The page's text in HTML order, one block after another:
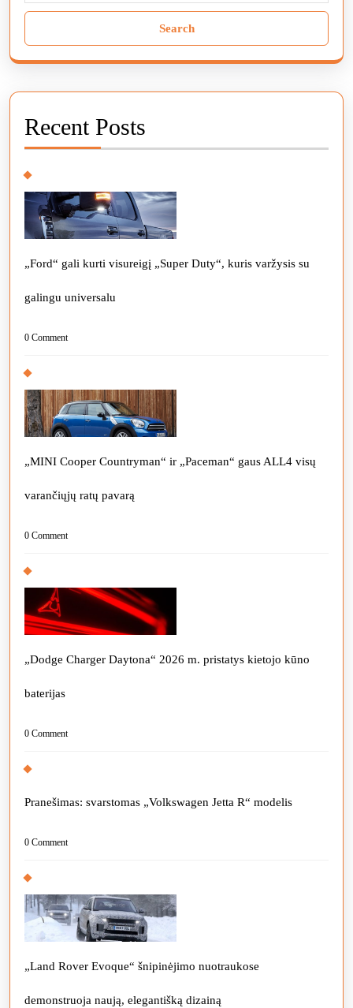
Search
Recent Posts
„Ford“ gali kurti visureigį „Super Duty“, kuris varžysis su
galingu universalu
0 Comment
„MINI Cooper Countryman“ ir „Paceman“ gaus ALL4 visų
varančiųjų ratų pavarą
0 Comment
„Dodge Charger Daytona“ 2026 m. pristatys kietojo kūno
baterijas
0 Comment
Pranešimas: svarstomas „Volkswagen Jetta R“ modelis
0 Comment
„Land Rover Evoque“ šnipinėjimo nuotraukose
demonstruoja naują, elegantišką dizainą